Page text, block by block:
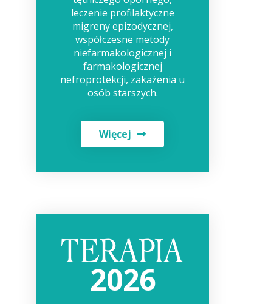
leczenie profilaktyczne
migreny epizodycznej,
współczesne metody
niefarmakologicznej i
farmakologicznej
nefroprotekcji, zakażenia u
osób starszych.
Więcej
2026